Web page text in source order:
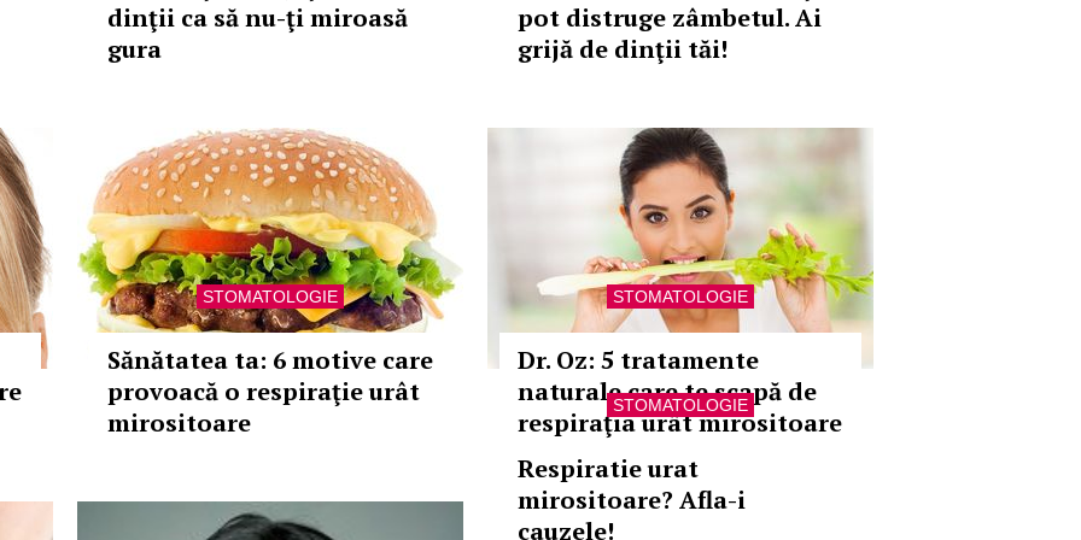
dinţii ca să nu-ţi miroasă
gura
pot distruge zâmbetul. Ai
grijă de dinţii tăi!
STOMATOLOGIE
Sănătatea ta: 6 motive care
provoacă o respiraţie urât
mirositoare
STOMATOLOGIE
Dr. Oz: 5 tratamente
naturale care te scapă de
respiraţia urât mirositoare
STOMATOLOGIE
Respiratie urat
mirositoare? Afla-i
cauzele!